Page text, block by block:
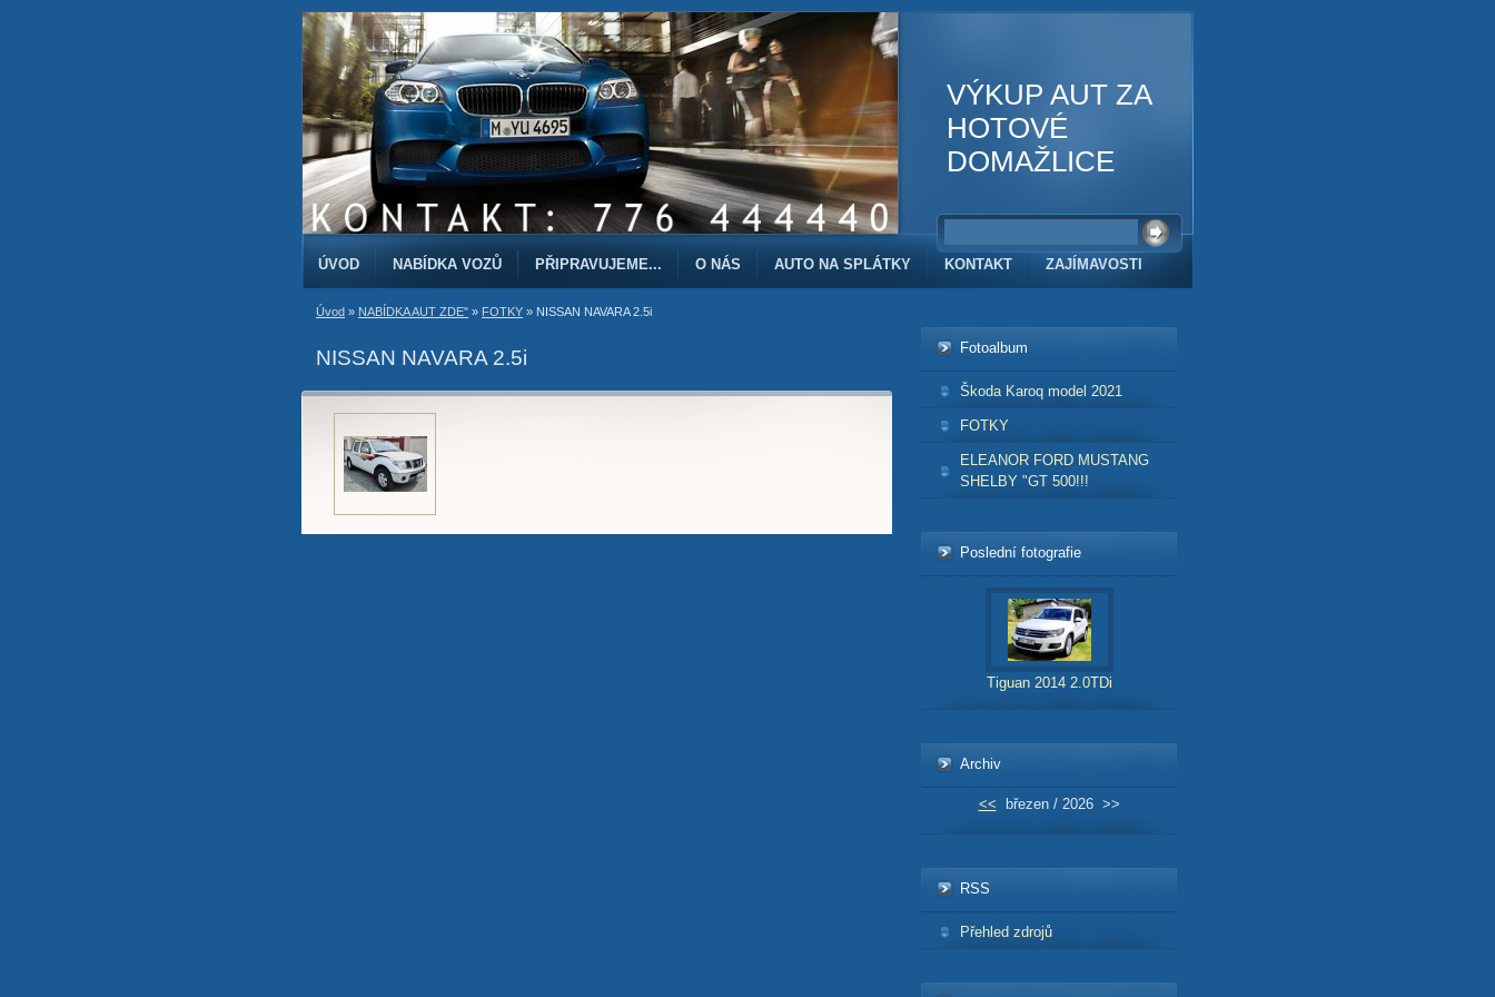
VÝKUP AUT ZA
HOTOVÉ
DOMAŽLICE
ÚVOD NABÍDKA VOZŮ PŘIPRAVUJEME... O NÁS AUTO NA SPLÁTKY KONTAKT ZAJÍMAVOSTI
Úvod » NABÍDKA AUT ZDE" » FOTKY » NISSAN NAVARA 2.5i
NISSAN NAVARA 2.5i Fotoalbum
Škoda Karoq model 2021
FOTKY
ELEANOR FORD MUSTANG
SHELBY "GT 500!!!
Poslední fotografie
Tiguan 2014 2.0TDi
Archiv
<< březen / 2026 >>
RSS
Přehled zdrojů